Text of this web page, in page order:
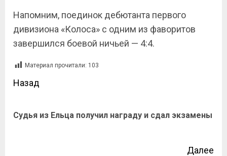
Напомним, поединок дебютанта первого
дивизиона «Колоса» с одним из фаворитов
завершился боевой ничьей — 4:4.
Материал прочитали: 103
Назад
Судья из Ельца получил награду и сдал экзамены
Далее